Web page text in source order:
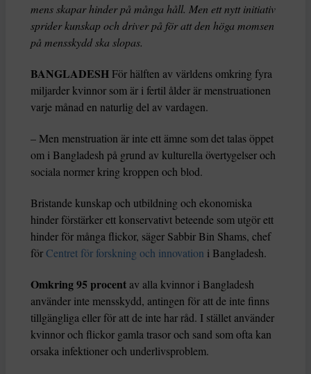
mens skapar hinder på många håll. Men ett nytt initiativ
sprider kunskap och driver på för att den höga momsen
på mensskydd ska slopas.
BANGLADESHFör hälften av världens omkring fyra
miljarder kvinnor som är i fertil ålder är menstruationen
varje månad en naturlig del av vardagen.
– Men menstruation är inte ett ämne som det talas öppet
om i Bangladesh på grund av kulturella övertygelser och
sociala normer kring kroppen och blod.
Bristande kunskap och utbildning och ekonomiska
hinder förstärker ett konservativt beteende som utgör ett
hinder för många flickor, säger Sabbir Bin Shams, chef
förCentret för forskning och innovation i Bangladesh.
Omkring 95 procentav alla kvinnor i Bangladesh
använder inte mensskydd, antingen för att de inte finns
tillgängliga eller för att de inte har råd. I stället använder
kvinnor och flickor gamla trasor och sand som ofta kan
orsaka infektioner och underlivsproblem.